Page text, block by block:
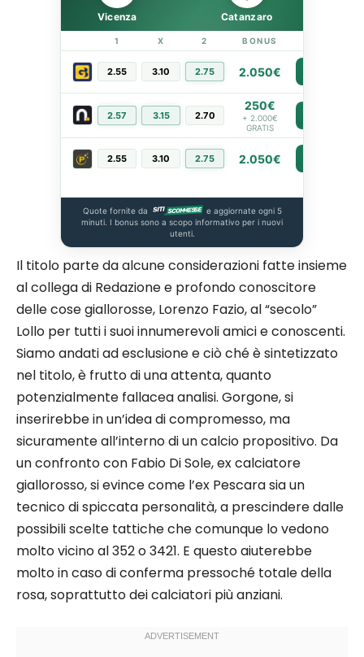
Vicenza Catanzaro
1 X 2 BONUS
2.55 3.10 2.75 2.050€
2.57 3.15 2.70
250€
+ 2.000€
GRATIS
2.55 3.10 2.75 2.050€
Quote fornite da
e aggiornate ogni 5
minuti. I bonus sono a scopo informativo per i nuovi
utenti.
Il titolo parte da alcune considerazioni fatte insieme
al collega di Redazione e profondo conoscitore
delle cose giallorosse, Lorenzo Fazio, al “secolo”
Lollo per tutti i suoi innumerevoli amici e conoscenti.
Siamo andati ad esclusione e ciò ché è sintetizzato
nel titolo, è frutto di una attenta, quanto
potenzialmente fallacea analisi. Gorgone, si
inserirebbe in un’idea di compromesso, ma
sicuramente all’interno di un calcio propositivo. Da
un confronto con Fabio Di Sole, ex calciatore
giallorosso, si evince come l’ex Pescara sia un
tecnico di spiccata personalità, a prescindere dalle
possibili scelte tattiche che comunque lo vedono
molto vicino al 352 o 3421. E questo aiuterebbe
molto in caso di conferma pressoché totale della
rosa, soprattutto dei calciatori più anziani.